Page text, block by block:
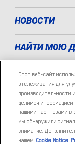
НОВОСТИ
НАЙТИ МОЮ
О НАС
ГДЕ КУПИТЬ
Этот веб-сайт
отслеживания для
производительности
делимся информацией
нашими партнерами в
мы обнаружили
внимание.
нашем Cookie Notice